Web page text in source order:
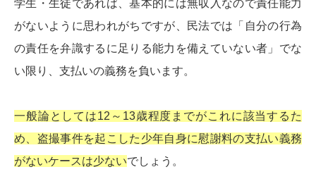
学生・生徒であれば、基本的には無収入なので責任能力
がないように思われがちですが、民法では「自分の行為
の責任を弁識するに足りる能力を備えていない者」でな
い限り、支払いの義務を負います。
一般論としては12～13歳程度までがこれに該当するた
め、盗撮事件を起こした少年自身に慰謝料の支払い義務
がないケースは少ないでしょう。